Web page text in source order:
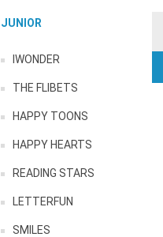
JUNIOR
IWONDER
THE FLIBETS
HAPPY TOONS
HAPPY HEARTS
READING STARS
LETTERFUN
SMILES